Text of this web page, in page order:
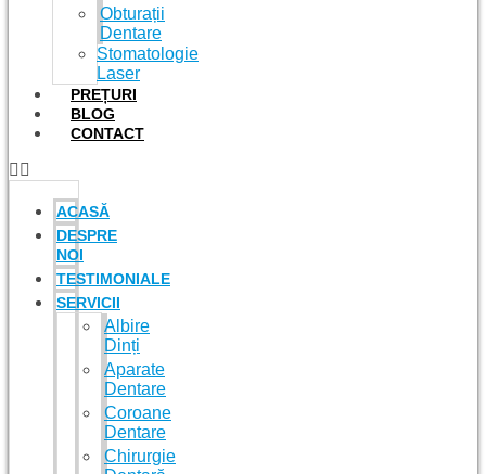
Obturații
Dentare
Stomatologie
Laser
PREȚURI
BLOG
CONTACT
ACASĂ
DESPRE
NOI
TESTIMONIALE
SERVICII
Albire
Dinți
Aparate
Dentare
Coroane
Dentare
Chirurgie